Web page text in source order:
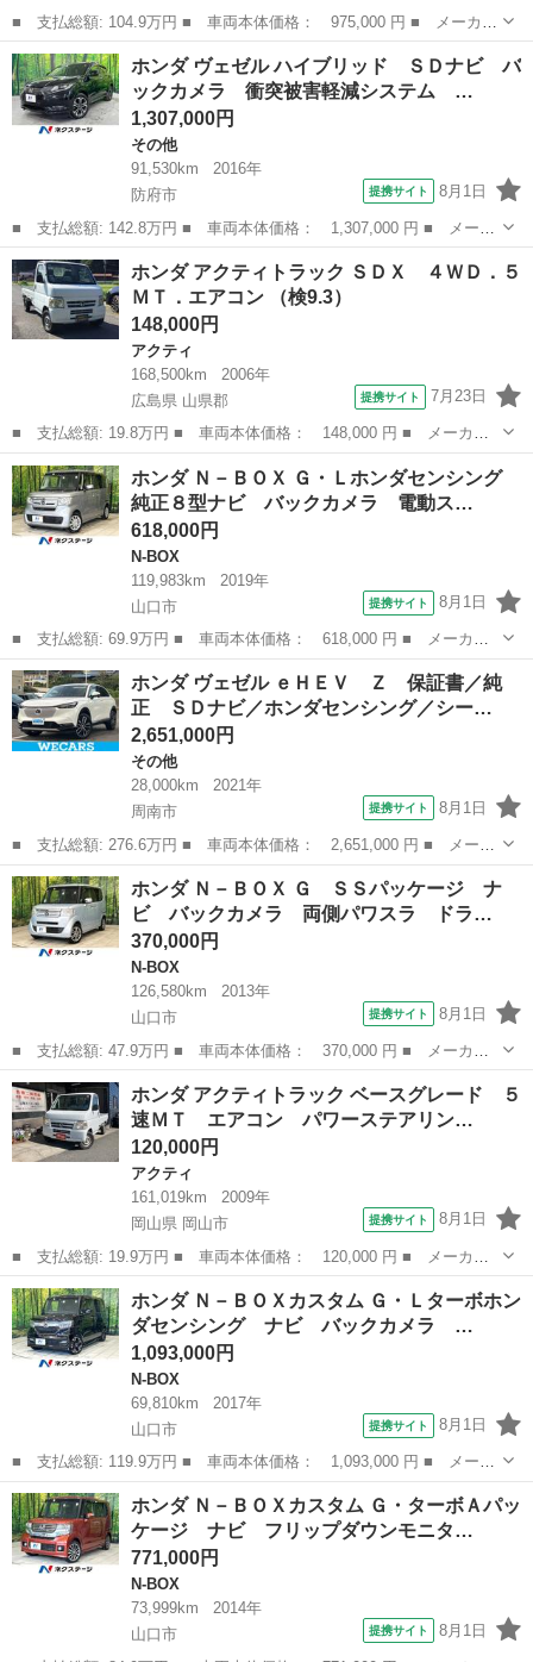
■ 支払総額: 104.9万円 ■ 車両本体価格： 975,000 円 ■ メーカー
名： ホンダ ■ 車種名： Ｎ－ＢＯＸカスタム ■ グレード名：
Ｇ・Ｌターボホンダセンシング 両側電動ドア バックカメラ 衝突
被害軽減シ...
山口 防府市 N-BOX
ホンダ ヴェゼル ハイブリッド ＳＤナビ バ
ックカメラ 衝突被害軽減システム …
1,307,000円
その他
91,530km
2016年
防府市
提携サイト 8月1日
■ 支払総額: 142.8万円 ■ 車両本体価格： 1,307,000 円 ■ メーカ
ー名： ホンダ ■ 車種名： ヴェゼル ■ グレード名： ハイブリ
ッド ＳＤナビ バックカメラ 衝突被害軽減システム レーダーク
ルーズ ...
山口 防府市 その他
ホンダ アクティトラック ＳＤＸ ４ＷＤ．５
ＭＴ．エアコン （検9.3）
148,000円
アクティ
168,500km
2006年
広島県 山県郡
提携サイト 7月23日
■ 支払総額: 19.8万円 ■ 車両本体価格： 148,000 円 ■ メーカー
名： ホンダ ■ 車種名： アクティトラック ■ グレード名： Ｓ
ＤＸ ４ＷＤ．５ＭＴ．エアコン ■ 排気量： 660cc ■ ドア枚
数： ...
広島 山県郡 アクティ
ホンダ Ｎ－ＢＯＸ Ｇ・Ｌホンダセンシング
純正８型ナビ バックカメラ 電動ス…
618,000円
N-BOX
119,983km
2019年
山口市
提携サイト 8月1日
■ 支払総額: 69.9万円 ■ 車両本体価格： 618,000 円 ■ メーカー
名： ホンダ ■ 車種名： Ｎ－ＢＯＸ ■ グレード名： Ｇ・Ｌホ
ンダセンシング 純正８型ナビ バックカメラ 電動スライドドア
ホンダセンシ...
山口 山口市 N-BOX
ホンダ ヴェゼル ｅＨＥＶ Ｚ 保証書／純
正 ＳＤナビ／ホンダセンシング／シー…
2,651,000円
その他
28,000km
2021年
周南市
提携サイト 8月1日
■ 支払総額: 276.6万円 ■ 車両本体価格： 2,651,000 円 ■ メーカ
ー名： ホンダ ■ 車種名： ヴェゼル ■ グレード名： ｅＨＥ
Ｖ Ｚ 保証書／純正 ＳＤナビ／ホンダセンシング／シートヒータ
ー／車線逸...
山口 周南市 その他
ホンダ Ｎ－ＢＯＸ Ｇ ＳＳパッケージ ナ
ビ バックカメラ 両側パワスラ ドラ…
370,000円
N-BOX
126,580km
2013年
山口市
提携サイト 8月1日
■ 支払総額: 47.9万円 ■ 車両本体価格： 370,000 円 ■ メーカー
名： ホンダ ■ 車種名： Ｎ－ＢＯＸ ■ グレード名： Ｇ ＳＳ
パッケージ ナビ バックカメラ 両側パワスラ ドラレコ スマー
トキー ＥＴ...
山口 山口市 N-BOX
ホンダ アクティトラック ベースグレード ５
速ＭＴ エアコン パワーステアリン…
120,000円
アクティ
161,019km
2009年
岡山県 岡山市
提携サイト 8月1日
■ 支払総額: 19.9万円 ■ 車両本体価格： 120,000 円 ■ メーカー
名： ホンダ ■ 車種名： アクティトラック ■ グレード名： ベ
ースグレード ５速ＭＴ エアコン パワーステアリング 運転席エ
アバッグ ■...
岡山 岡山市 アクティ
ホンダ Ｎ－ＢＯＸカスタム Ｇ・Ｌターボホン
ダセンシング ナビ バックカメラ …
1,093,000円
N-BOX
69,810km
2017年
山口市
提携サイト 8月1日
■ 支払総額: 119.9万円 ■ 車両本体価格： 1,093,000 円 ■ メーカ
ー名： ホンダ ■ 車種名： Ｎ－ＢＯＸカスタム ■ グレード
名： Ｇ・Ｌターボホンダセンシング ナビ バックカメラ 両側パ
ワスラ ホン...
山口 山口市 N-BOX
ホンダ Ｎ－ＢＯＸカスタム Ｇ・ターボＡパッ
ケージ ナビ フリップダウンモニタ…
771,000円
N-BOX
73,999km
2014年
山口市
提携サイト 8月1日